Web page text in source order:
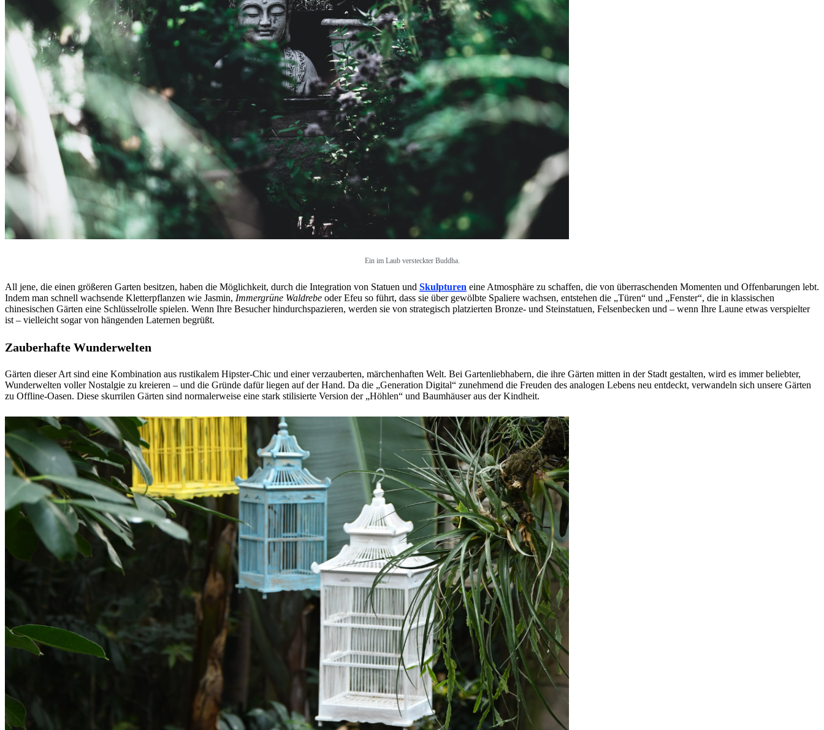
Ein im Laub versteckter Buddha.
All jene, die einen größeren Garten besitzen, haben die Möglichkeit, durch die Integration von Statuen und Skulpturen eine Atmosphäre zu schaffen, die von überraschenden Momenten und Offenbarungen lebt.
Indem man schnell wachsende Kletterpflanzen wie Jasmin, Immergrüne Waldrebe oder Efeu so führt, dass sie über gewölbte Spaliere wachsen, entstehen die „Türen“ und „Fenster“, die in klassischen
chinesischen Gärten eine Schlüsselrolle spielen. Wenn Ihre Besucher hindurchspazieren, werden sie von strategisch platzierten Bronze- und Steinstatuen, Felsenbecken und – wenn Ihre Laune etwas verspielter
ist – vielleicht sogar von hängenden Laternen begrüßt.
Zauberhafte Wunderwelten
Gärten dieser Art sind eine Kombination aus rustikalem Hipster-Chic und einer verzauberten, märchenhaften Welt. Bei Gartenliebhabern, die ihre Gärten mitten in der Stadt gestalten, wird es immer beliebter,
Wunderwelten voller Nostalgie zu kreieren – und die Gründe dafür liegen auf der Hand. Da die „Generation Digital“ zunehmend die Freuden des analogen Lebens neu entdeckt, verwandeln sich unsere Gärten
zu Offline-Oasen. Diese skurrilen Gärten sind normalerweise eine stark stilisierte Version der „Höhlen“ und Baumhäuser aus der Kindheit.